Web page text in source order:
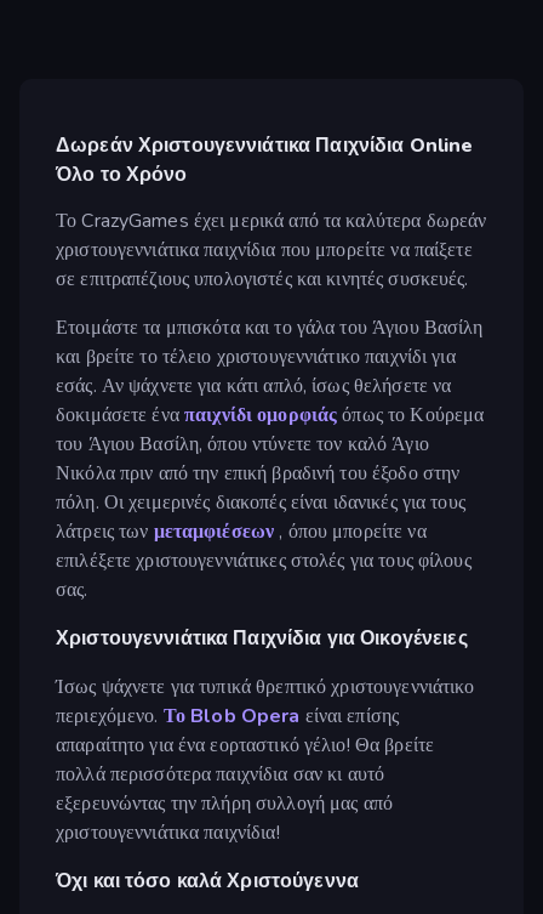
Δωρεάν Χριστουγεννιάτικα Παιχνίδια Online
Όλο το Χρόνο
Το CrazyGames έχει μερικά από τα καλύτερα δωρεάν
χριστουγεννιάτικα παιχνίδια που μπορείτε να παίξετε
σε επιτραπέζιους υπολογιστές και κινητές συσκευές.
Ετοιμάστε τα μπισκότα και το γάλα του Άγιου Βασίλη
και βρείτε το τέλειο χριστουγεννιάτικο παιχνίδι για
εσάς. Αν ψάχνετε για κάτι απλό, ίσως θελήσετε να
δοκιμάσετε έναπαιχνίδι ομορφιάςόπως το Κούρεμα
του Άγιου Βασίλη, όπου ντύνετε τον καλό Άγιο
Νικόλα πριν από την επική βραδινή του έξοδο στην
πόλη. Οι χειμερινές διακοπές είναι ιδανικές για τους
λάτρεις των μεταμφιέσεων , όπου μπορείτε να
επιλέξετε χριστουγεννιάτικες στολές για τους φίλους
σας.
Χριστουγεννιάτικα Παιχνίδια για Οικογένειες
Ίσως ψάχνετε για τυπικά θρεπτικό χριστουγεννιάτικο
περιεχόμενο. Το Blob Opera είναι επίσης
απαραίτητο για ένα εορταστικό γέλιο! Θα βρείτε
πολλά περισσότερα παιχνίδια σαν κι αυτό
εξερευνώντας την πλήρη συλλογή μας από
χριστουγεννιάτικα παιχνίδια!
Όχι και τόσο καλά Χριστούγεννα